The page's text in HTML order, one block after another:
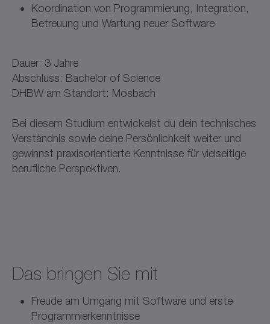
Koordination von Programmierung, Integration,
Betreuung und Wartung neuer Software
Dauer: 3 Jahre
Abschluss: Bachelor of Science
DHBW am Standort: Mosbach
Bei diesem Studium entwickelst du dein technisches
Verständnis sowie deine Persönlichkeit weiter und
gewinnst praxisorientierte Kenntnisse für vielseitige
berufliche Perspektiven.
Das bringen Sie mit
Freude am Umgang mit Software und erste
Programmierkenntnisse